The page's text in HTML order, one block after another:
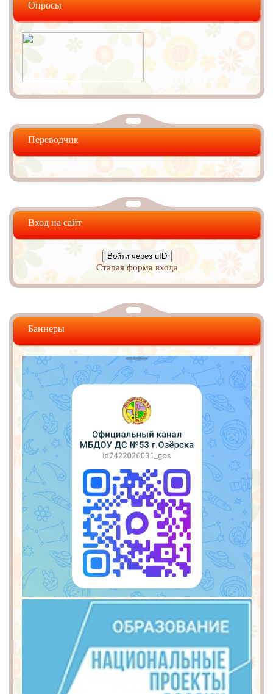
Опросы
Переводчик
Вход на сайт
Войти через uID
Старая форма входа
Баннеры